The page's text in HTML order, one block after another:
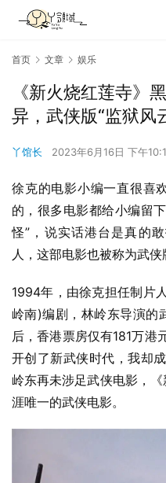
首页 文章 娱乐
《新火烧红莲寺》
异，武侠版“监狱风
丫馆长 2023年6月16日 下午
徐克的电影小编一直很喜
的，很多电影都给小编留
怪”，说实话港台是真的
人，这部电影也被称为武侠
1994年，由徐克担任制片
岭南)编剧，林岭东导演的
后，香港票房仅有181万港
开创了新武侠时代，我却
岭东再未涉足武侠电影，
涯唯一的武侠电影。